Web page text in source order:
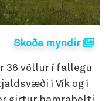
Skoða myndir
36 völlur í fallegu
í Vík og í